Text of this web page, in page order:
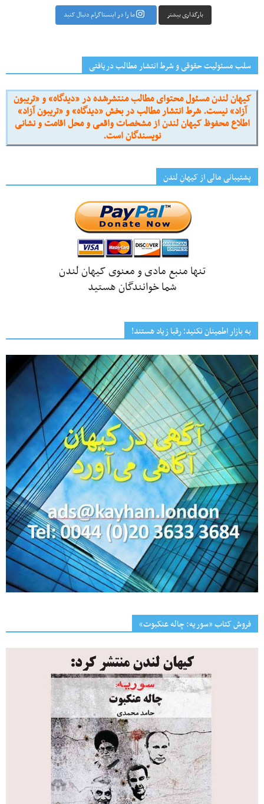
بارگذاری بیشتر ما را در اینستاگرام دنبال کنید
سلب مسئولیت حقوقی و شرط انتشار مطالب دریافتی
کیهان لندن مسئول محتوای مطالب منتشرشده در «دیدگاه» و «تریبون
آزاد» نیست. شرط انتشار مطالب در بخش «دیدگاه» و «تریبون آزاد»
اطلاع محفوظ کیهان لندن از مشخصات واقعی و محل اقامت و نشانی
نویسندگان است.
پشتیبانی مالی از کیهانِ لندن
تنها منبع مادی و معنوی کیهان لندن
شما خوانندگان هستید
به بازار اطمینان نکنید؛ رقبا زیاد هستند!
فروش کتاب «سوریه: چاله عنکبوت»